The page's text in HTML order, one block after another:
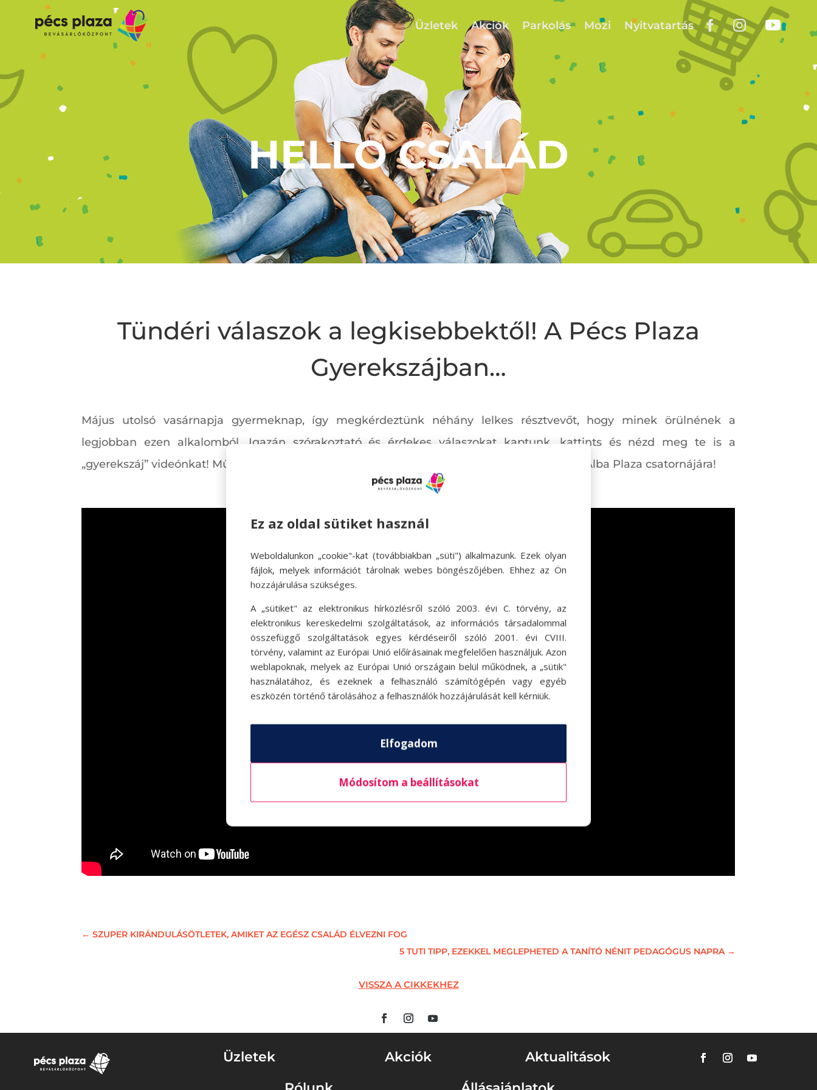
Üzletek Akciók Parkolás Mozi Nyitvatartás
HELLO CSALÁD
Tündéri válaszok a legkisebbektől! A Pécs Plaza
Gyerekszájban…
Május utolsó vasárnapja gyermeknap, így megkérdeztünk néhány lelkes résztvevőt, hogy minek örülnének a
legjobban ezen alkalomból. Igazán szórakoztató és érdekes válaszokat kaptunk, kattints és nézd meg te is a
„gyerekszáj” videónkat! Műsorvezető: Tokár Tamás További érdekes videókért iratkozz fel az Alba Plaza csatornájára!
←SZUPER KIRÁNDULÁSÖTLETEK, AMIKET AZ EGÉSZ CSALÁD ÉLVEZNI FOG
5 TUTI TIPP, EZEKKEL MEGLEPHETED A TANÍTÓ NÉNIT PEDAGÓGUS NAPRA→
VISSZA A CIKKEKHEZ
Üzletek Akciók
Aktualitások
Ez az oldal sütiket használ
Weboldalunkon „cookie"-kat (továbbiakban „süti") alkalmazunk. Ezek olyan
fájlok, melyek információt tárolnak webes böngészőjében. Ehhez az Ön
hozzájárulása szükséges.
A „sütiket" az elektronikus hírközlésről szóló 2003. évi C. törvény, az
elektronikus kereskedelmi szolgáltatások, az információs társadalommal
összefüggő szolgáltatások egyes kérdéseiről szóló 2001. évi CVIII.
törvény, valamint az Európai Unió előírásainak megfelelően használjuk. Azon
weblapoknak, melyek az Európai Unió országain belül működnek, a „sütik"
használatához, és ezeknek a felhasználó számítógépén vagy egyéb
eszközén történő tárolásához a felhasználók hozzájárulását kell kérniük.
Elfogadom
Módosítom a beállításokat